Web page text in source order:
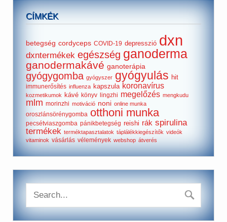
CÍMKÉK
betegség cordyceps COVID-19 depresszió dxn
dxntermékek egészség ganoderma
ganodermakávé ganoterápia
gyógygomba gyógyszer gyógyulás hit
immunerősítés influenza kapszula koronavírus
kozmetikumok kávé könyv lingzhi megelőzés mengkudu
mlm morinzhi motiváció noni online munka
oroszlánsörénygomba otthoni munka
pecsétviaszgomba pánikbetegség reishi rák spirulina
termékek terméktapasztalatok táplálékkiegészítők videók
vitaminok vásárlás vélemények webshop átverés